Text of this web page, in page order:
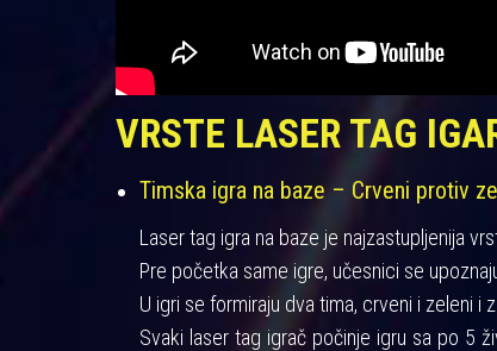
VRSTE LASER TAG
Timska igra na baze – Crveni protiv
Laser tag igra na baze je najzastupljenija
Pre početka same igre, učesnici se
U igri se formiraju dva tima, crveni i zeleni i
Svaki laser tag igrač počinje igru sa po 5